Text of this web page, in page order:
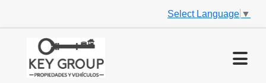
Select Language ▼